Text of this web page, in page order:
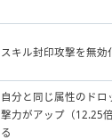
スキル封印攻撃を無効
自分と同じ属性のド
撃力がアップ（12.25
る